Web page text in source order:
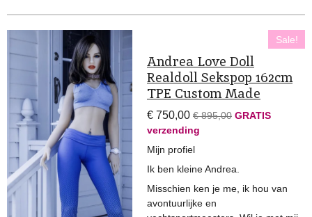
Sale!
Andrea Love Doll
Realdoll Sekspop 162cm
TPE Custom Made
€ 750,00 € 895,00 GRATIS
verzending
Mijn profiel
Ik ben kleine Andrea.
Misschien ken je me, ik hou van
avontuurlijke en